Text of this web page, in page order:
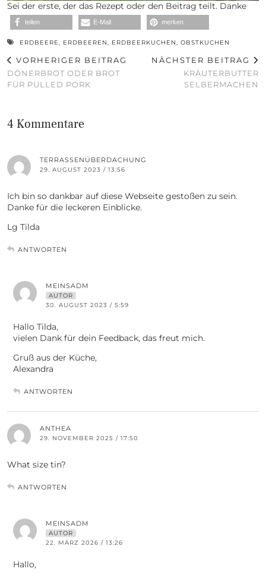
Sei der erste, der das Rezept oder den Beitrag teilt. Danke
teilen E-Mail merken
ERDBEERE, ERDBEEREN, ERDBEERKUCHEN, OBSTKUCHEN
VORHERIGER BEITRAG
DÖNERBROT ODER BROT
FÜR PULLED PORK
NÄCHSTER BEITRAG
KRÄUTERBUTTER
SELBERMACHEN
4 Kommentare
TERRASSENÜBERDACHUNG
29. AUGUST 2023 / 13:56
Ich bin so dankbar auf diese Webseite gestoßen zu sein.
Danke für die leckeren Einblicke.
Lg Tilda
ANTWORTEN
MEINSADM
AUTOR
30. AUGUST 2023 / 5:59
Hallo Tilda,
vielen Dank für dein Feedback, das freut mich.
Gruß aus der Küche,
Alexandra
ANTWORTEN
ANTHEA
29. NOVEMBER 2025 / 17:50
What size tin?
ANTWORTEN
MEINSADM
AUTOR
22. MÄRZ 2026 / 13:26
Hallo,